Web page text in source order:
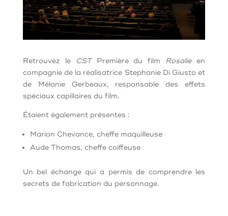
Retrouvez le CSTPremière du film Rosalieen
compagnie de la réalisatrice Stephanie Di Giusto et
de Mélanie Gerbeaux, responsable des effets
spéciaux capillaires du film.
Étaient également présentes :
Marion Chevance, cheffe maquilleuse
Aude Thomas, cheffe coiffeuse
Un bel échange qui a permis de comprendre les
secrets de fabrication du personnage.